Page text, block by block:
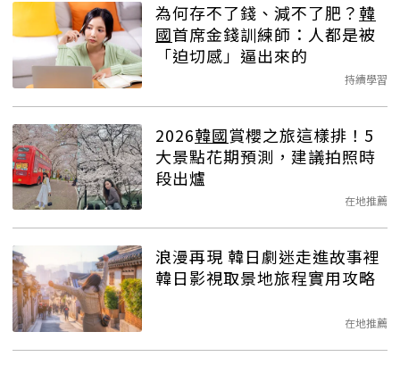
為何存不了錢、減不了肥？韓
國首席金錢訓練師：人都是被
「迫切感」逼出來的
持續學習
2026韓國賞櫻之旅這樣排！5
大景點花期預測，建議拍照時
段出爐
在地推薦
浪漫再現 韓日劇迷走進故事裡
韓日影視取景地旅程實用攻略
在地推薦